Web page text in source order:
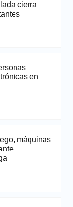
cierra
en
máquinas